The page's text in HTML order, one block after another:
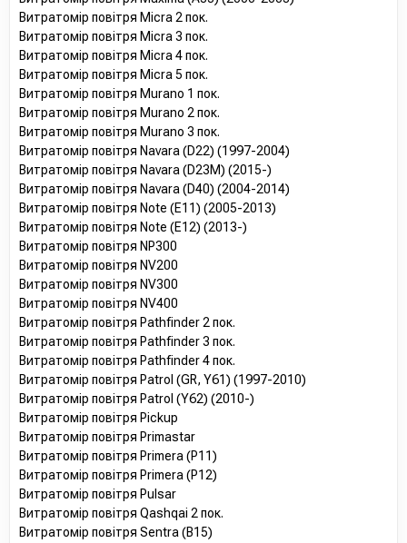
Витратомір повітря Micra 2 пок.
Витратомір повітря Micra 3 пок.
Витратомір повітря Micra 4 пок.
Витратомір повітря Micra 5 пок.
Витратомір повітря Murano 1 пок.
Витратомір повітря Murano 2 пок.
Витратомір повітря Murano 3 пок.
Витратомір повітря Navara (D22) (1997-2004)
Витратомір повітря Navara (D23M) (2015-)
Витратомір повітря Navara (D40) (2004-2014)
Витратомір повітря Note (E11) (2005-2013)
Витратомір повітря Note (E12) (2013-)
Витратомір повітря NP300
Витратомір повітря NV200
Витратомір повітря NV300
Витратомір повітря NV400
Витратомір повітря Pathfinder 2 пок.
Витратомір повітря Pathfinder 3 пок.
Витратомір повітря Pathfinder 4 пок.
Витратомір повітря Patrol (GR, Y61) (1997-2010)
Витратомір повітря Patrol (Y62) (2010-)
Витратомір повітря Pickup
Витратомір повітря Primastar
Витратомір повітря Primera (P11)
Витратомір повітря Primera (P12)
Витратомір повітря Pulsar
Витратомір повітря Qashqai 2 пок.
Витратомір повітря Sentra (B15)